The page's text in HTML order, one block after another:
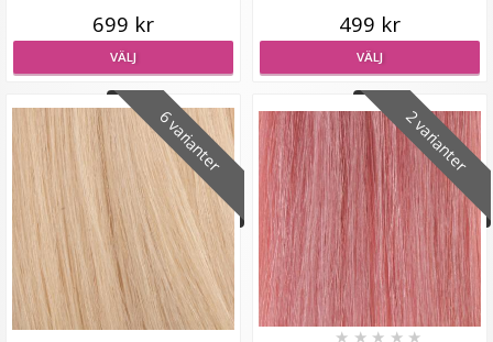
Hårklämma rosett - Blå
★★ ★★
699 kr
VÄLJ
499 kr
VÄLJ
6 varianter 2 varianter
★ ★ ★ ★ ★